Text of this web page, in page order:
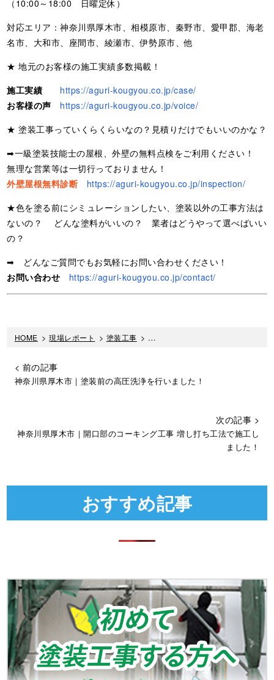
（10:00～18:00 日曜定休）
対応エリア：神奈川県厚木市、相模原市、秦野市、愛甲郡、海老
名市、大和市、座間市、綾瀬市、伊勢原市、他
★ 地元のお客様の施工実績多数掲載！
施工実績
https://aguri-kougyou.co.jp/case/
お客様の声
https://aguri-kougyou.co.jp/voice/
★ 塗装工事っていくらくらいなの？見積りだけでもいいのかな？
➡一級塗装技能士の屋根、外壁の無料点検をご利用ください！
無理な営業等は一切行っておりません！
外壁屋根無料診断
https://aguri-kougyou.co.jp/inspection/
★色を塗る前にシミュレーションしたい、塗装以外の工事方法は
ないの？ どんな塗料がいいの？ 業者はどうやって選べばいい
の？
➡ どんなご質問でもお気軽にお問い合わせください！
お問い合わせ
https://aguri-kougyou.co.jp/contact/
HOME >現場レポート > 塗装工事 > サイディングの目地コーキングを
< 前の記事
神奈川県厚木市｜塗装前の高圧洗浄を行いました！
次の記事 >
神奈川県厚木市｜開口部のコーキング工事 増し打ち工法で施工し
ました！
おすすめ記事